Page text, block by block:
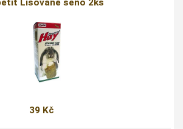
Lisované seno 2ks
39 Kč